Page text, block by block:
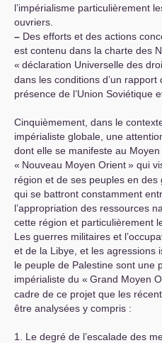
l’impérialisme particulièrement
ouvriers.
– Des efforts et des actions
est contenu dans la charte des
« déclaration Universelle des
dans les conditions d’un
présence de l’Union Soviétique
Cinquièmement, dans le
impérialiste globale, une
dont elle se manifeste au
« Nouveau Moyen Orient» qui
région et de ses peuples en des
qui se battront constamment
l’appropriation des ressources
cette région et particulièrement
Les guerres militaires et
et de la Libye, et les agressions
le peuple de Palestine sont une
impérialiste du « Grand Moyen
cadre de ce projet que les
être analysées y compris :
1. Le degré de l’escalade des